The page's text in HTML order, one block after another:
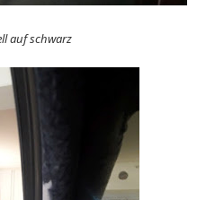
auf schwarz